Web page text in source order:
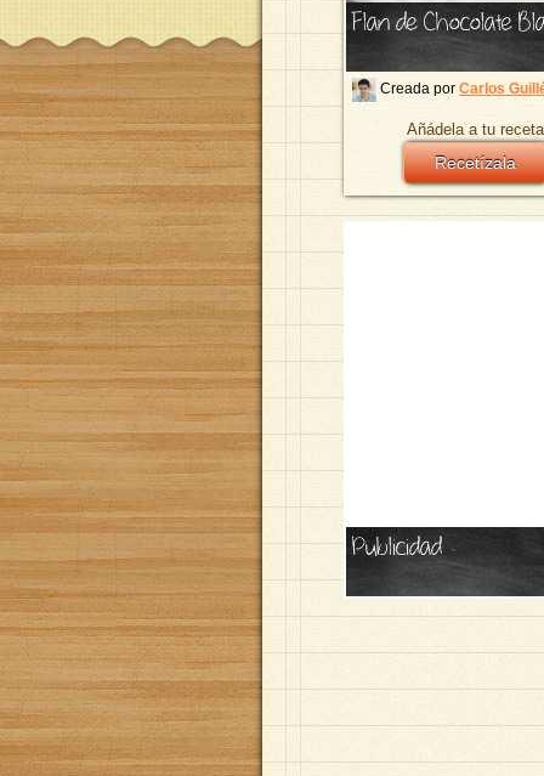
Flan de Chocolate
Creada por Carlos
Añádela a tu
Recetízala
Publicidad